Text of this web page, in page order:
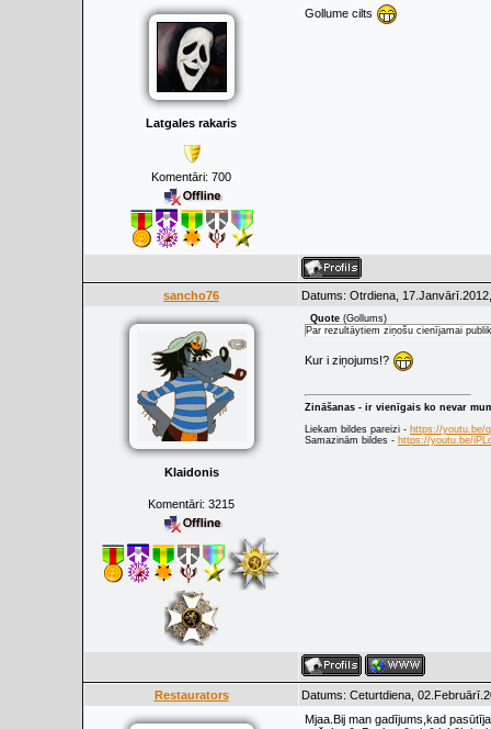
Latgales rakaris
Komentāri: 700
Gollume cilts
sancho76 Datums: Otrdiena,
Klaidonis
Komentāri: 3215
Quote (Gollums)
Par rezultāytiem ziņošu cienījamai
Kur i ziņojums!?
Zināšanas - ir vienīgais ko nevar
Liekam bildes pareizi - https://youtu.be/
Samazinām bildes - https://youtu.be/
Restaurators Datums: Ceturtdiena,
Mjaa.Bij man gadījums,kad